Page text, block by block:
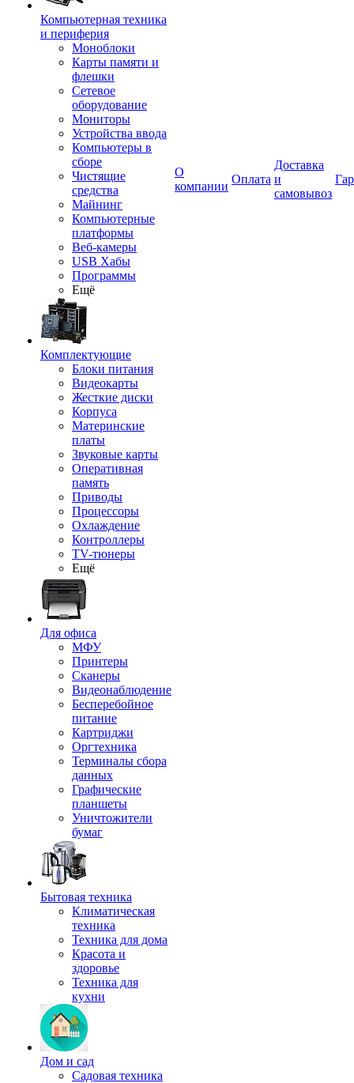
Компьютерная техника
и периферия
Моноблоки
Карты памяти и
флешки
Сетевое
оборудование
Мониторы
Устройства ввода
Компьютеры в
сборе
Чистящие
средства
Майнинг
Компьютерные
платформы
Веб-камеры
USB Хабы
Программы
Ещё
Комплектующие
Блоки питания
Видеокарты
Жесткие диски
Корпуса
Материнские
платы
Звуковые карты
Оперативная
память
Приводы
Процессоры
Охлаждение
Контроллеры
TV-тюнеры
Ещё
Для офиса
МФУ
Принтеры
Сканеры
Видеонаблюдение
Бесперебойное
питание
Картриджи
Оргтехника
Терминалы сбора
данных
Графические
планшеты
Уничтожители
бумаг
Бытовая техника
Климатическая
техника
Техника для дома
Красота и
здоровье
Техника для
кухни
Дом и сад
Садовая техника
О
компании
Оплата
Доставка
и
самовывоз